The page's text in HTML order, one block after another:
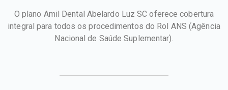
O plano Amil Dental Abelardo Luz SC oferece cobertura
integral para todos os procedimentos do Rol ANS (Agência
Nacional de Saúde Suplementar).